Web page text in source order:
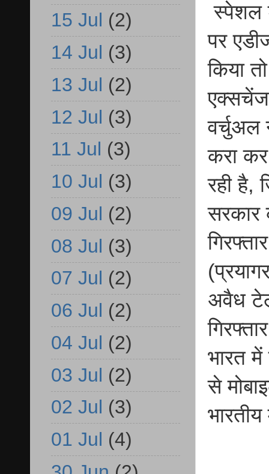
स्पेशल
पर
किया
एक्सचेंज
वर्चुअल
करा कर
रही है,
सरकार
अवैध
भारत में
से
15 Jul (2)
14 Jul (3)
13 Jul (2)
12 Jul (3)
11 Jul (3)
10 Jul (3)
09 Jul (2)
08 Jul (3)
07 Jul (2)
06 Jul (2)
04 Jul (2)
03 Jul (2)
02 Jul (3)
01 Jul (4)